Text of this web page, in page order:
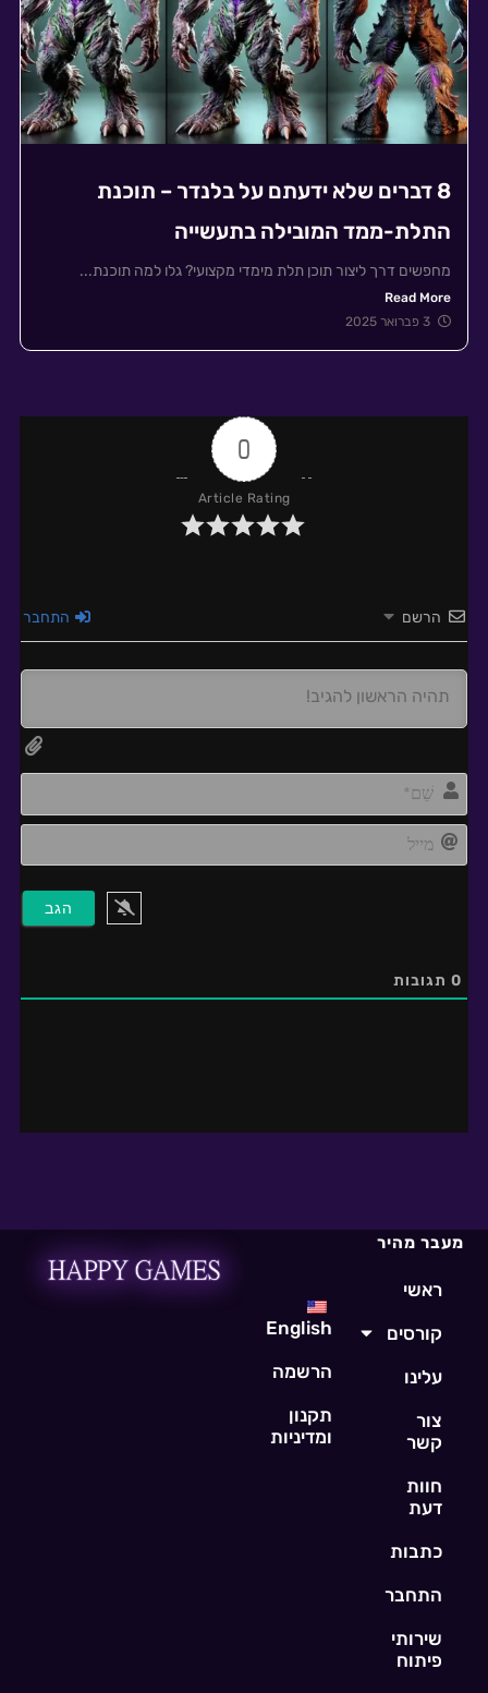
8 דברים שלא ידעתם על בלנדר – תוכנת
התלת-ממד המובילה בתעשייה
מחפשים דרך ליצור תוכן תלת מימדי מקצועי? גלו למה תוכנת...
Read More
3 פברואר 2025
0
Article Rating
הרשם התחבר
0תגובות
מעבר מהיר
ראשי
קורסים
עלינו
צור
קשר
חוות
דעת
כתבות
התחבר
שירותי
פיתוח
English
הרשמה
תקנון
ומדיניות